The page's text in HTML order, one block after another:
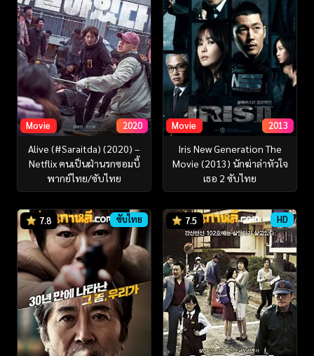
Movie 2020
Alive (#Saraitda) (2020) –
Netflix คนเป็นฝ่านรกซอมบี้
พากย์ไทย/ซับไทย
Movie 2013
Iris New Generation The
Movie (2013) นักฆ่าล่าหัวใจ
เธอ 2 ซับไทย
7.8 ซับไทย 7.5 HD